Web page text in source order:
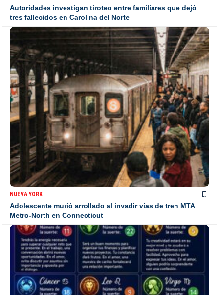
Autoridades investigan tiroteo entre familiares que dejó
tres fallecidos en Carolina del Norte
NUEVA YORK
Adolescente murió arrollado al invadir vías de tren MTA
Metro-North en Connecticut